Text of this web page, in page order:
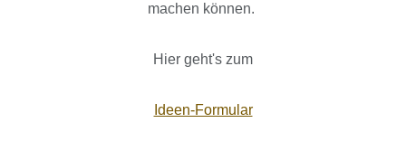
machen können.
Hier geht's zum
Ideen-Formular